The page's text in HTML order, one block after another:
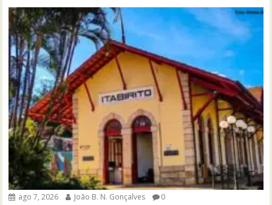
ago 7, 2026 João B. N. Gonçalves 0